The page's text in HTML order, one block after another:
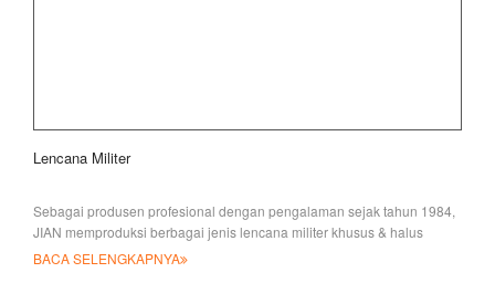
Lencana Militer
Sebagai produsen profesional dengan pengalaman sejak tahun 1984,
JIAN memproduksi berbagai jenis lencana militer khusus & halus
dengan var
BACA SELENGKAPNYA